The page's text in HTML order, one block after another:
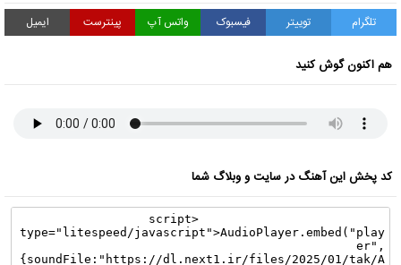
تلگرام توییتر فیسبوک واتس آپ پینترست ایمیل
هم اکنون گوش کنید
کد پخش این آهنگ در سایت و وبلاگ شما